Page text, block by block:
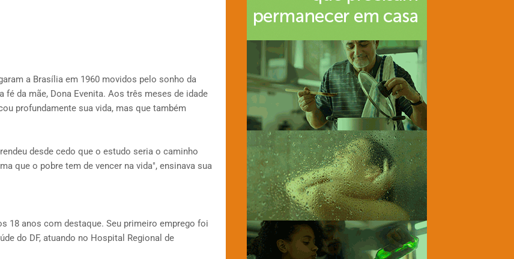
a Brasília em 1960 movidos pelo sonho da
da mãe, Dona Evenita. Aos três meses de idade
profundamente sua vida, mas que também
desde cedo que o estudo seria o caminho
que o pobre tem de vencer na vida", ensinava sua
18 anos com destaque. Seu primeiro emprego foi
do DF, atuando no Hospital Regional de